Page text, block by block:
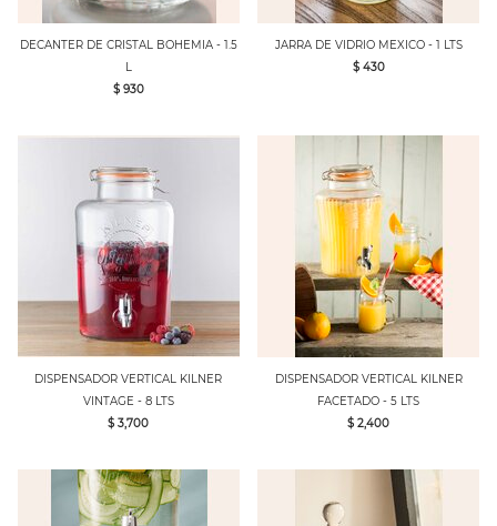
DECANTER DE CRISTAL BOHEMIA - 1.5
L
$ 930
JARRA DE VIDRIO MEXICO - 1 LTS
$ 430
DISPENSADOR VERTICAL KILNER
VINTAGE - 8 LTS
$ 3,700
DISPENSADOR VERTICAL KILNER
FACETADO - 5 LTS
$ 2,400